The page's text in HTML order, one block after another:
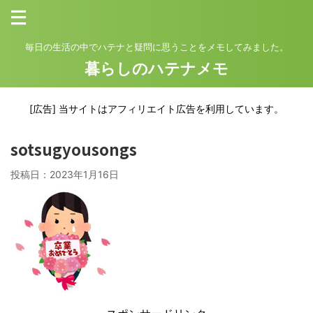
毎日の生活の中でハテナと疑問に思うことをメモしてみました。
暮らしのハテナメモ
[広告] 当サイトはアフィリエイト広告を利用しています。
sotsugyousongs
投稿日： 2023年1月16日